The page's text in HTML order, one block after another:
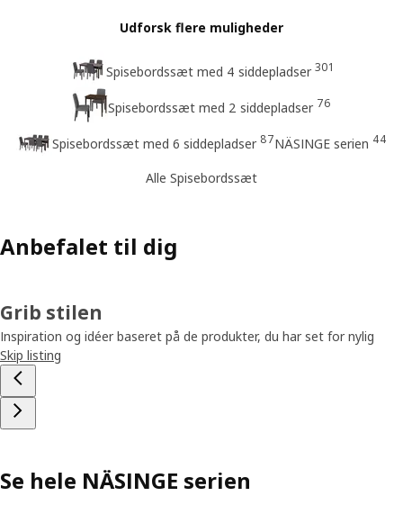
Udforsk flere muligheder
Spisebordssæt med 4 siddepladser 301
Spisebordssæt med 2 siddepladser 76
Spisebordssæt med 6 siddepladser 87NÄSINGE serien 44
Alle Spisebordssæt
Anbefalet til dig
Grib stilen
Inspiration og idéer baseret på de produkter, du har set for nylig
Skip listing
Se hele NÄSINGE serien